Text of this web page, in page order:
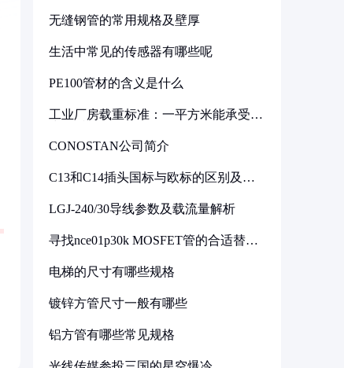
无缝钢管的常用规格及壁厚
生活中常见的传感器有哪些呢
PE100管材的含义是什么
工业厂房载重标准：一平方米能承受多
CONOSTAN公司简介
C13和C14插头国标与欧标的区别及其
LGJ-240/30导线参数及载流量解析
寻找nce01p30k MOSFET管的合适替代
电梯的尺寸有哪些规格
镀锌方管尺寸一般有哪些
铝方管有哪些常见规格